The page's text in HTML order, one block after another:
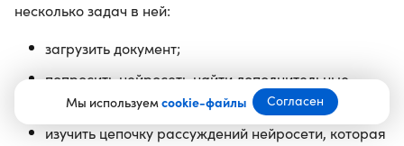
Мы используемcookie-файлы Согласен
несколько задач в ней:
загрузить документ;
попросить нейросеть найти дополнительные
сведения в интернете;
изучить цепочку рассуждений нейросети, которая